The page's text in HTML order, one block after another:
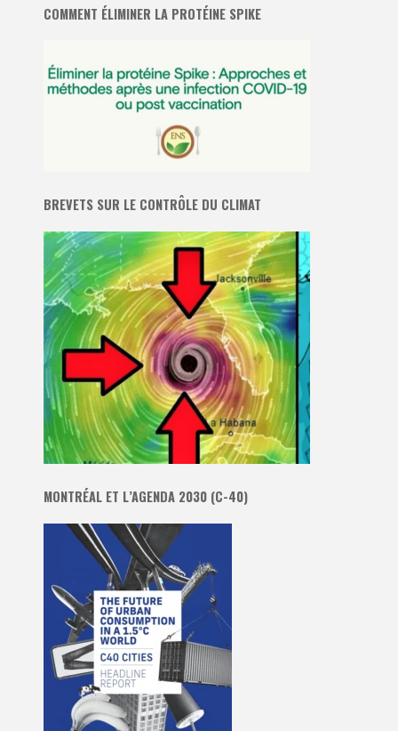
COMMENT ÉLIMINER LA PROTÉINE SPIKE
BREVETS SUR LE CONTRÔLE DU CLIMAT
MONTRÉAL ET L’AGENDA 2030 (C-40)